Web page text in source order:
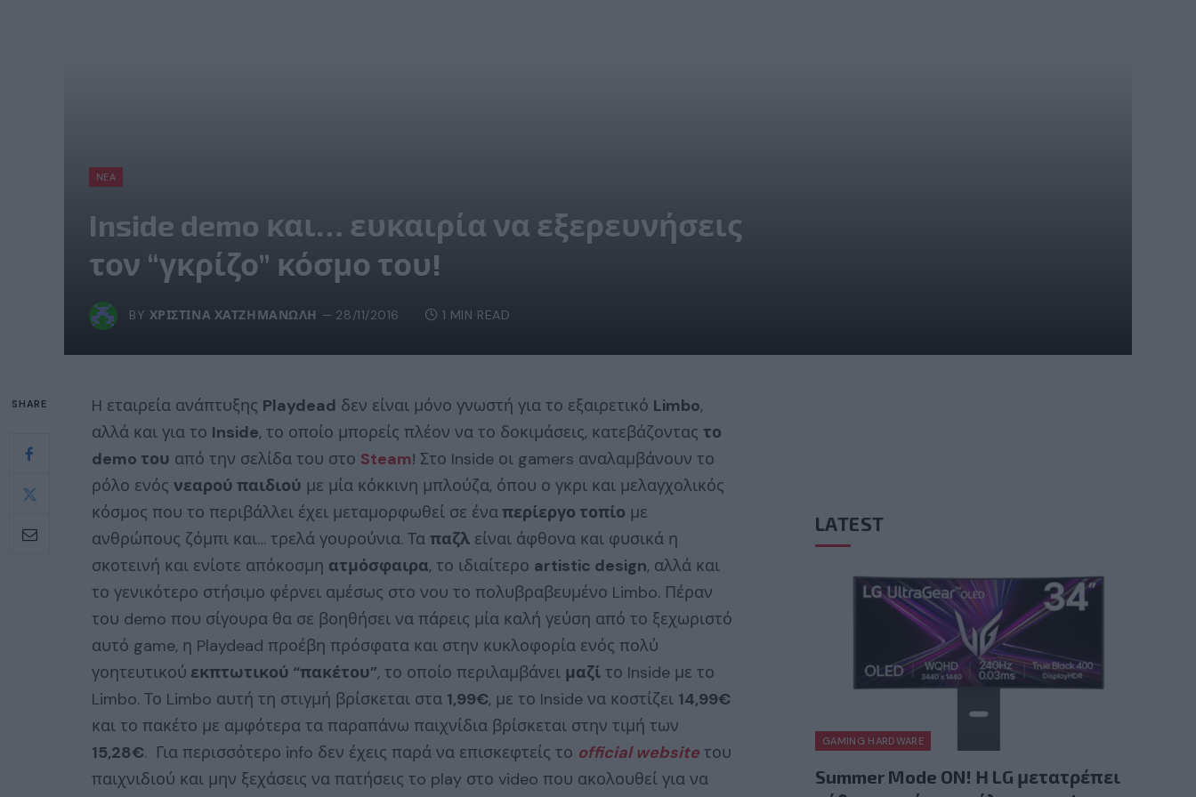
ΝΈΑ
Inside demo και… ευκαιρία να εξερευνήσεις
τον “γκρίζο” κόσμο του!
BY ΧΡΙΣΤΊΝΑ ΧΑΤΖΗΜΑΝΏΛΗ 28/11/2016 1 MIN READ
SHARE H εταιρεία ανάπτυξης Playdead δεν είναι μόνο γνωστή για το εξαιρετικό Limbo,
αλλά και για το Inside, το οποίο μπορείς πλέον να το δοκιμάσεις, κατεβάζοντας το
demo του από την σελίδα του στο Steam! Στο Inside οι gamers αναλαμβάνουν το
ρόλο ενός νεαρού παιδιού με μία κόκκινη μπλούζα, όπου ο γκρι και μελαγχολικός
κόσμος που το περιβάλλει έχει μεταμορφωθεί σε έναπερίεργο τοπίο με
ανθρώπους ζόμπι και… τρελά γουρούνια. Τα παζλ είναι άφθονα και φυσικά η
σκοτεινή και ενίοτε απόκοσμη ατμόσφαιρα, το ιδιαίτερο artistic design, αλλά και
το γενικότερο στήσιμο φέρνει αμέσως στο νου το πολυβραβευμένο Limbo. Πέραν
του demo που σίγουρα θα σε βοηθήσει να πάρεις μία καλή γεύση από το ξεχωριστό
αυτό game, η Playdead προέβη πρόσφατα και στην κυκλοφορία ενός πολύ
γοητευτικού εκπτωτικού “πακέτου”, το οποίο περιλαμβάνει μαζί το Inside με το
Limbo. Το Limbo αυτή τη στιγμή βρίσκεται στα 1,99€, με το Inside να κοστίζει 14,99€
και το πακέτο με αμφότερα τα παραπάνω παιχνίδια βρίσκεται στην τιμή των
15,28€. Για περισσότερο info δεν έχεις παρά να επισκεφτείς το official website του
παιχνιδιού και μην ξεχάσεις να πατήσεις τo play στο video που ακολουθεί για να
LATEST
GAMING HARDWARE
Summer Mode ON! Η LG μετατρέπει